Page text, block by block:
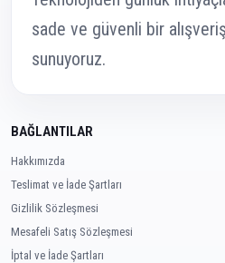
sade ve güvenli bir
sunuyoruz.
BAĞLANTILAR
Hakkımızda
Teslimat ve İade Şartları
Gizlilik Sözleşmesi
Mesafeli Satış Sözleşmesi
İptal ve İade Şartları